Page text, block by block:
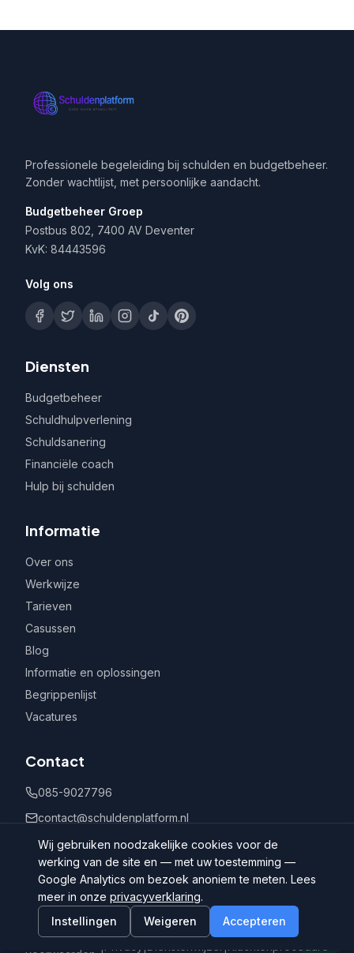
Professionele begeleiding bij schulden en budgetbeheer.
Zonder wachtlijst, met persoonlijke aandacht.
Budgetbeheer Groep
Postbus 802, 7400 AV Deventer
KvK: 84443596
Volg ons
Diensten
Budgetbeheer
Schuldhulpverlening
Schuldsanering
Financiële coach
Hulp bij schulden
Informatie
Over ons
Werkwijze
Tarieven
Casussen
Blog
Informatie en oplossingen
Begrippenlijst
Vacatures
Contact
085-9027796
contact@schuldenplatform.nl
Postbus 802, 7400 AV Deventer
©
Schuldenplatform.nl
Algemene
Wij gebruiken noodzakelijke cookies voor de
werking van de site en — met uw toestemming —
Google Analytics om bezoek anoniem te meten. Lees
meer in onze privacyverklaring.
Instellingen
Weigeren Accepteren